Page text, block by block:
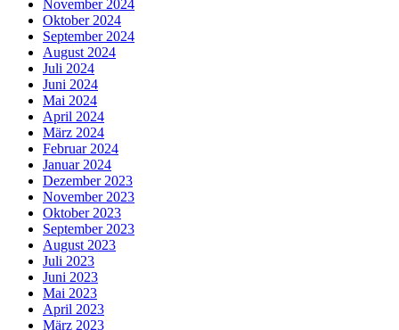
November 2024
Oktober 2024
September 2024
August 2024
Juli 2024
Juni 2024
Mai 2024
April 2024
März 2024
Februar 2024
Januar 2024
Dezember 2023
November 2023
Oktober 2023
September 2023
August 2023
Juli 2023
Juni 2023
Mai 2023
April 2023
März 2023